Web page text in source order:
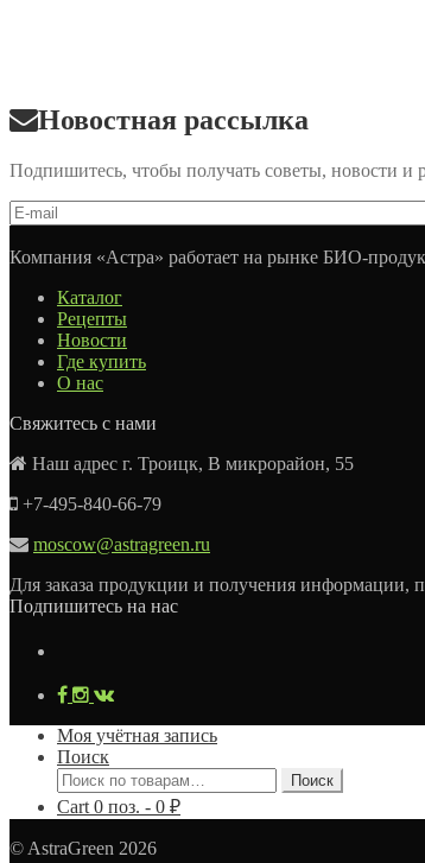
Новостная рассылка
Подпишитесь, чтобы получать советы, новости и
Компания «Астра» работает на рынке БИО-
Каталог
Рецепты
Новости
Где купить
О нас
Свяжитесь с нами
Наш адрес г. Троицк, В микрорайон, 55
+7-495-840-66-79
moscow@astragreen.ru
Для заказа продукции и получения информации,
Подпишитесь на нас
Моя учётная запись
Поиск
Искать:
Поиск
Cart0 поз. - 0 ₽
© AstraGreen 2026